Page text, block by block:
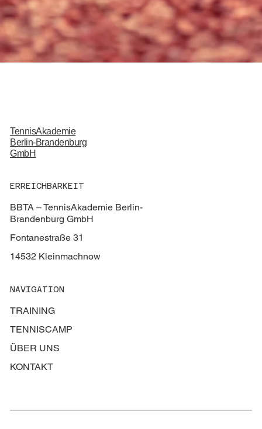
TennisAkademie
Berlin-Brandenburg
GmbH
ERREICHBARKEIT
BBTA – TennisAkademie Berlin-
Brandenburg GmbH
Fontanestraße 31
14532 Kleinmachnow
NAVIGATION
TRAINING
TENNISCAMP
ÜBER UNS
KONTAKT